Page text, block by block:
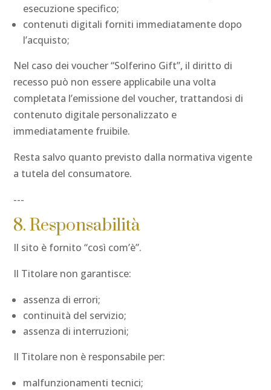
esecuzione specifico;
contenuti digitali forniti immediatamente dopo
l’acquisto;
Nel caso dei voucher “Solferino Gift”, il diritto di
recesso può non essere applicabile una volta
completata l’emissione del voucher, trattandosi di
contenuto digitale personalizzato e
immediatamente fruibile.
Resta salvo quanto previsto dalla normativa vigente
a tutela del consumatore.
---
8. Responsabilità
Il sito è fornito “così com’è”.
Il Titolare non garantisce:
assenza di errori;
continuità del servizio;
assenza di interruzioni;
Il Titolare non è responsabile per:
malfunzionamenti tecnici;